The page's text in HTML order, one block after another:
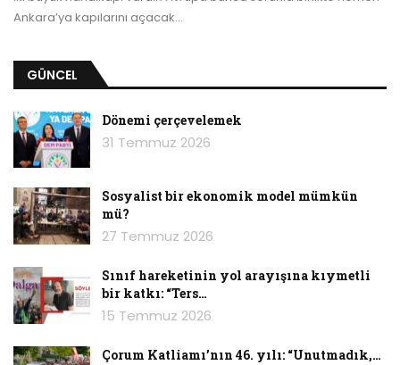
Ankara’ya kapılarını açacak…
GÜNCEL
Dönemi çerçevelemek
31 Temmuz 2026
Sosyalist bir ekonomik model mümkün
mü?
27 Temmuz 2026
Sınıf hareketinin yol arayışına kıymetli
bir katkı: “Ters…
15 Temmuz 2026
Çorum Katliamı’nın 46. yılı: “Unutmadık,…